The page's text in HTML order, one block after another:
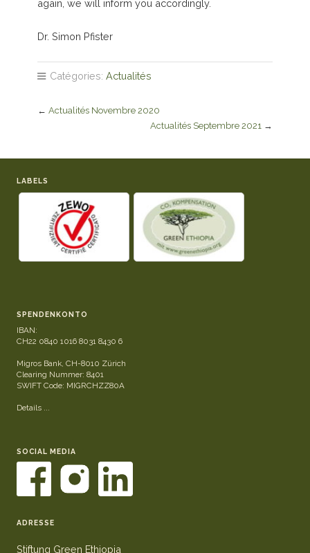
again, we will inform you accordingly.
Dr. Simon Pfister
Catégories: Actualités
← Actualités Novembre 2020
Actualités Septembre 2021 →
LABELS
SPENDENKONTO
IBAN:
CH22 0840 1016 8031 8430 6
Migros Bank, CH-8010 Zürich
Clearing Nummer: 8401
SWIFT Code: MIGRCHZZ80A
Details ...
SOCIAL MEDIA
ADRESSE
Stiftung Green Ethiopia